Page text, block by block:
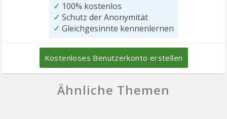
✓ 100% kostenlos
✓ Schutz der Anonymität
✓ Gleichgesinnte kennenlernen
Kostenloses Benutzerkonto erstellen
Ähnliche Themen